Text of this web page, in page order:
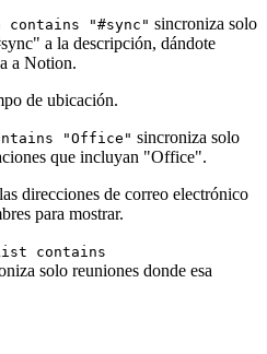
contains "#sync" sincroniza solo
a la descripción, dándote
a Notion.
de ubicación.
"Office" sincroniza solo
que incluyan "Office".
direcciones de correo electrónico
para mostrar.
contains
solo reuniones donde esa